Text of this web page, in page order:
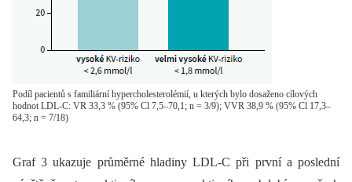
Podíl pacientů s familiární hypercholesterolémií, u kterých bylo dosaženo cílových
hodnot LDL-C: VR 33,3 % (95% Cl 7,5–70,1; n = 3/9); VVR 38,9 % (95% Cl 17,3–
64,3; n = 7/18)
Graf 3 ukazuje průměrné hladiny LDL-C při první a poslední